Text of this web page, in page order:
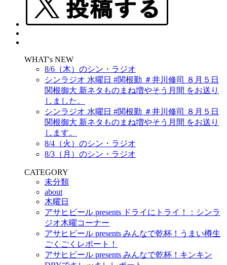
WHAT's NEW
8/6（木）のシン・ラジオ
シンラジオ 水曜日 #関根勤 ＃井川修司 ８月５日
関根御大 新ネタものまね増やそう月間 をお送り
しました。
シンラジオ 水曜日 #関根勤 ＃井川修司 ８月５日
関根御大 新ネタものまね増やそう月間 をお送り
します。
8/4（火）のシン・ラジオ
8/3（月）のシン・ラジオ
CATEGORY
未分類
about
木曜日
アサヒビール presents ドライにトライ！：シンラ
ジオ木曜コーナー
アサヒビール presents みんなで乾杯！うまい樽生
ごくごくレポート！
アサヒビール presents みんなで乾杯！キンキン